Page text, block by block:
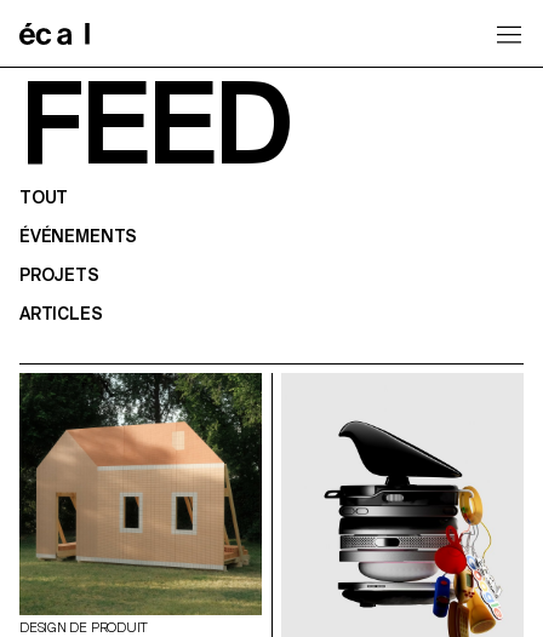
FEED
TOUT
ÉVÉNEMENTS
PROJETS
ARTICLES
DESIGN DE PRODUIT